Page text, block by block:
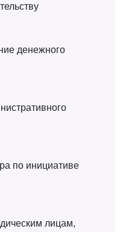
денежного
по инициативе
лицам,